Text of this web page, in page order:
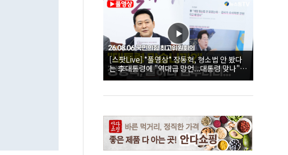
[스팟Live] *풀영상* 장동혁, 형소법 안 봤다
는 李대통령에 "역대급 망언...대통령 맞나"｜
26.08.06 국민의힘 최고위원회의